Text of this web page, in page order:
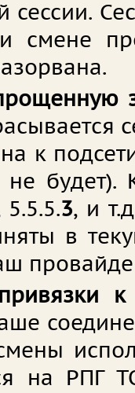
сессии.
смене
к
не
5.5.5.3, и
в
на РПГ